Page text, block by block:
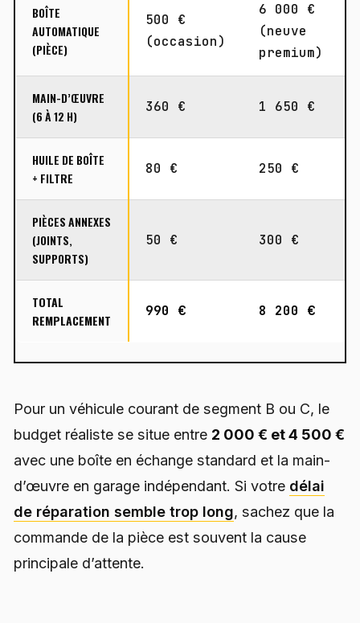
BOÎTE
AUTOMATIQUE
(PIÈCE)
500 €
(occasion)
6 000 €
(neuve
premium)
MAIN-D’ŒUVRE
(6 À 12 H)
360 € 1 650 €
HUILE DE BOÎTE
+ FILTRE
80 € 250 €
PIÈCES ANNEXES
(JOINTS,
SUPPORTS)
50 € 300 €
TOTAL
REMPLACEMENT
990 € 8 200 €
Pour un véhicule courant de segment B ou C, le
budget réaliste se situe entre 2 000 € et 4 500 €
avec une boîte en échange standard et la main-
d’œuvre en garage indépendant. Si votre délai
de réparation semble trop long, sachez que la
commande de la pièce est souvent la cause
principale d’attente.